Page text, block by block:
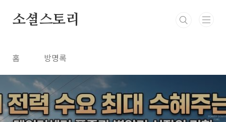
소셜스토리
홈 방명록